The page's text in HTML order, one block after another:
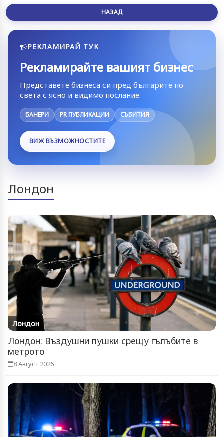
НАЗАД
РЕКЛАМИРАЙ ТУК
Рекламирайте вашият бизнес
Представете бизнеса си пред българите по
света с ясно и видимо послание.
БАНЕРИ PR ПУБЛИКАЦИИ СЪБИТИЯ
ВИЖ ВЪЗМОЖНОСТИТЕ
Лондон
Лондон
Лондон: Въздушни пушки срещу гълъбите в
метрото
8 Август 2026